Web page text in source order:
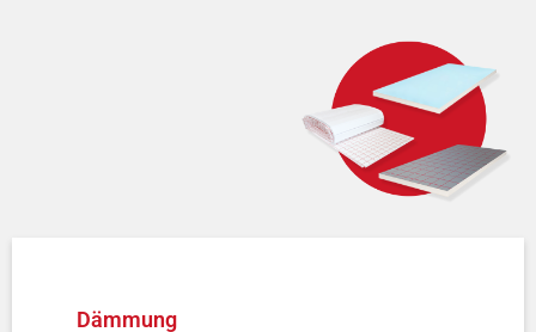
Dämmung